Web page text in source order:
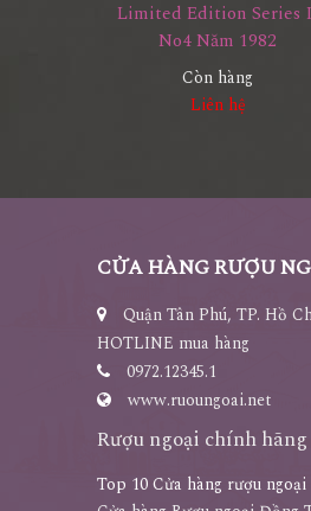
Limited Edition Series
No4 Năm 1982
Còn hàng
Liên hệ
CỬA HÀNG RƯỢU
Quận Tân Phú, TP. Hồ
HOTLINE mua hàng
0972.12345.1
www.ruoungoai.net
Rượu ngoại chính
Top 10 Cửa hàng rượu